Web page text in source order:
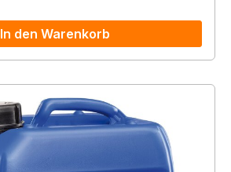
In den Warenkorb